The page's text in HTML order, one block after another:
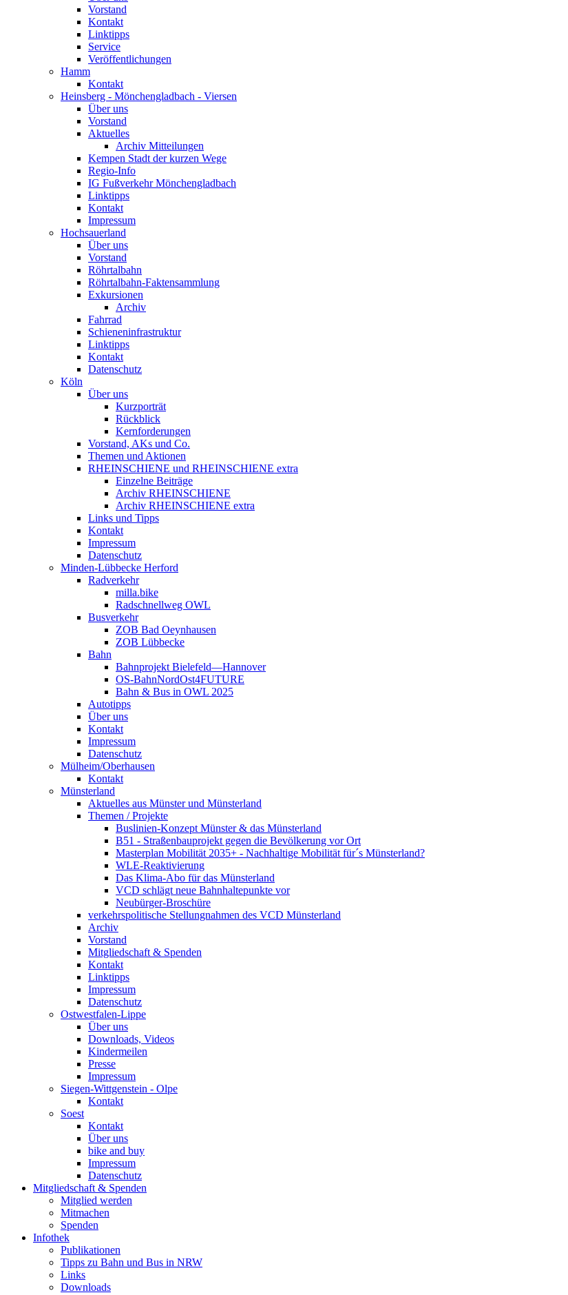
Vorstand
Kontakt
Linktipps
Service
Veröffentlichungen
Hamm
Kontakt
Heinsberg - Mönchengladbach - Viersen
Über uns
Vorstand
Aktuelles
Archiv Mitteilungen
Kempen Stadt der kurzen Wege
Regio-Info
IG Fußverkehr Mönchengladbach
Linktipps
Kontakt
Impressum
Hochsauerland
Über uns
Vorstand
Röhrtalbahn
Röhrtalbahn-Faktensammlung
Exkursionen
Archiv
Fahrrad
Schieneninfrastruktur
Linktipps
Kontakt
Datenschutz
Köln
Über uns
Kurzporträt
Rückblick
Kernforderungen
Vorstand, AKs und Co.
Themen und Aktionen
RHEINSCHIENE und RHEINSCHIENE extra
Einzelne Beiträge
Archiv RHEINSCHIENE
Archiv RHEINSCHIENE extra
Links und Tipps
Kontakt
Impressum
Datenschutz
Minden-Lübbecke Herford
Radverkehr
milla.bike
Radschnellweg OWL
Busverkehr
ZOB Bad Oeynhausen
ZOB Lübbecke
Bahn
Bahnprojekt Bielefeld—Hannover
OS-BahnNordOst4FUTURE
Bahn & Bus in OWL 2025
Autotipps
Über uns
Kontakt
Impressum
Datenschutz
Mülheim/Oberhausen
Kontakt
Münsterland
Aktuelles aus Münster und Münsterland
Themen / Projekte
Buslinien-Konzept Münster & das Münsterland
B51 - Straßenbauprojekt gegen die Bevölkerung vor Ort
Masterplan Mobilität 2035+ - Nachhaltige Mobilität für´s Münsterland?
WLE-Reaktivierung
Das Klima-Abo für das Münsterland
VCD schlägt neue Bahnhaltepunkte vor
Neubürger-Broschüre
verkehrspolitische Stellungnahmen des VCD Münsterland
Archiv
Vorstand
Mitgliedschaft & Spenden
Kontakt
Linktipps
Impressum
Datenschutz
Ostwestfalen-Lippe
Über uns
Downloads, Videos
Kindermeilen
Presse
Impressum
Siegen-Wittgenstein - Olpe
Kontakt
Soest
Kontakt
Über uns
bike and buy
Impressum
Datenschutz
Mitgliedschaft & Spenden
Mitglied werden
Mitmachen
Spenden
Infothek
Publikationen
Tipps zu Bahn und Bus in NRW
Links
Downloads